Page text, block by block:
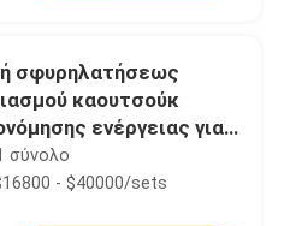
σφυρηλατήσεως
καουτσούκ
ενέργειας για
σφραγίδων
σύνολο
- $40000/sets